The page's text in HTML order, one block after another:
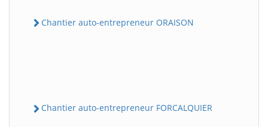
Chantier auto-entrepreneur ORAISON
Chantier auto-entrepreneur FORCALQUIER